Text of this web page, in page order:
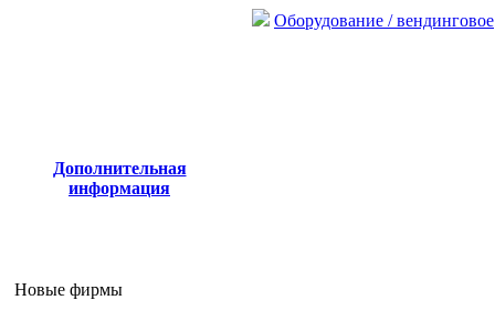
Дополнительная
информация
Новые фирмы
Оборудование / вендинговое